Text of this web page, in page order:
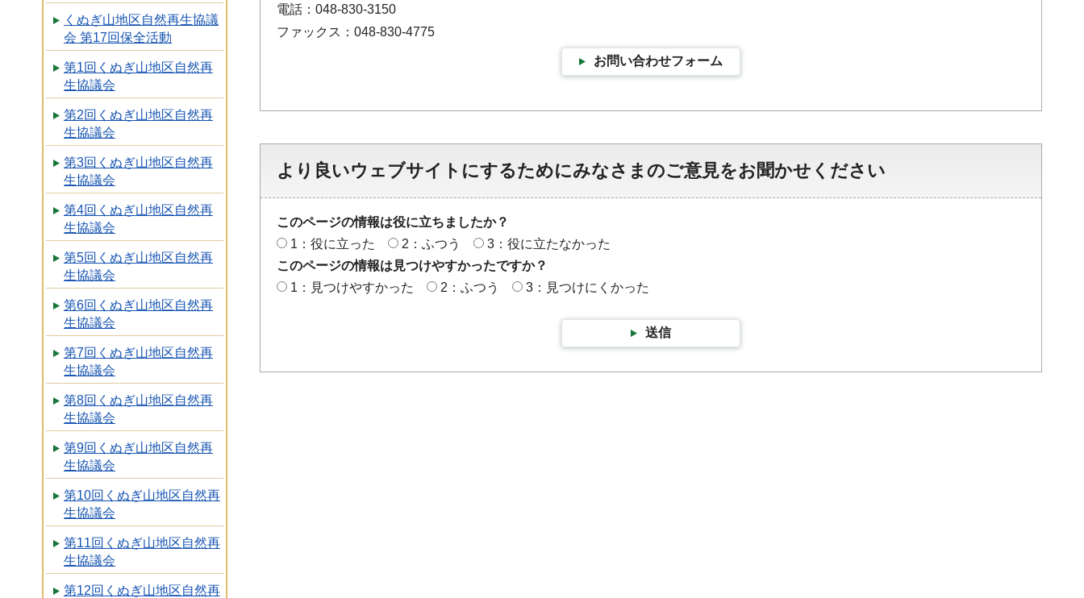
くぬぎ山地区自然再生協議
会 第17回保全活動
第1回くぬぎ山地区自然再
生協議会
第2回くぬぎ山地区自然再
生協議会
第3回くぬぎ山地区自然再
生協議会
第4回くぬぎ山地区自然再
生協議会
第5回くぬぎ山地区自然再
生協議会
第6回くぬぎ山地区自然再
生協議会
第7回くぬぎ山地区自然再
生協議会
第8回くぬぎ山地区自然再
生協議会
第9回くぬぎ山地区自然再
生協議会
第10回くぬぎ山地区自然再
生協議会
第11回くぬぎ山地区自然再
生協議会
第12回くぬぎ山地区自然再
電話：048-830-3150
ファックス：048-830-4775
お問い合わせフォーム
より良いウェブサイトにするためにみなさまのご意見をお聞かせください
このページの情報は役に立ちましたか？
1：役に立った
2：ふつう
3：役に立たなかった
このページの情報は見つけやすかったですか？
1：見つけやすかった
2：ふつう 3：見つけにくかった
送信